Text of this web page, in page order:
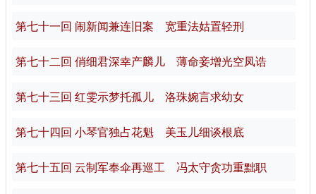
第七十一回 闹新闻兼连旧案 宽重法姑置轻刑
第七十二回 俏细君深幸产麟儿 薄命妾增光空凤诰
第七十三回 红雯示梦托孤儿 洛珠婉言求幼女
第七十四回 小琴官独占花魁 美玉儿细谈根底
第七十五回 云制军奉伞再巡工 冯太守贪功重黜职